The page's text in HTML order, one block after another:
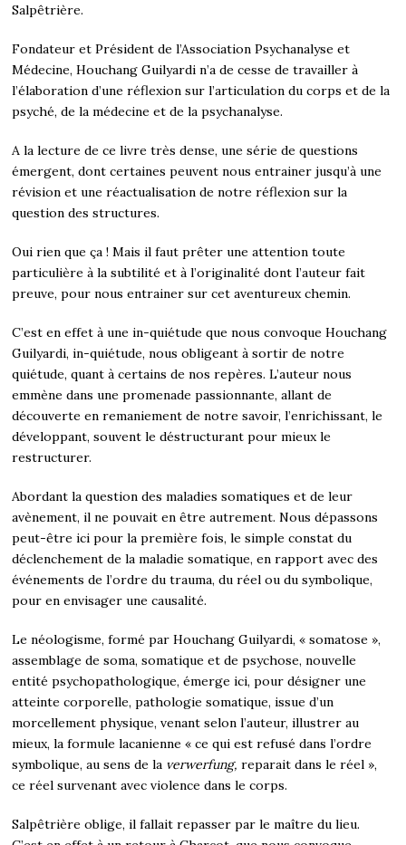
Salpêtrière.
Fondateur et Président de l’Association Psychanalyse et
Médecine, Houchang Guilyardi n’a de cesse de travailler à
l’élaboration d’une réflexion sur l’articulation du corps et de la
psyché, de la médecine et de la psychanalyse.
A la lecture de ce livre très dense, une série de questions
émergent, dont certaines peuvent nous entrainer jusqu’à une
révision et une réactualisation de notre réflexion sur la
question des structures.
Oui rien que ça ! Mais il faut prêter une attention toute
particulière à la subtilité et à l’originalité dont l’auteur fait
preuve, pour nous entrainer sur cet aventureux chemin.
C’est en effet à une in-quiétude que nous convoque Houchang
Guilyardi, in-quiétude, nous obligeant à sortir de notre
quiétude, quant à certains de nos repères. L’auteur nous
emmène dans une promenade passionnante, allant de
découverte en remaniement de notre savoir, l’enrichissant, le
développant, souvent le déstructurant pour mieux le
restructurer.
Abordant la question des maladies somatiques et de leur
avènement, il ne pouvait en être autrement. Nous dépassons
peut-être ici pour la première fois, le simple constat du
déclenchement de la maladie somatique, en rapport avec des
événements de l’ordre du trauma, du réel ou du symbolique,
pour en envisager une causalité.
Le néologisme, formé par Houchang Guilyardi, « somatose »,
assemblage de soma, somatique et de psychose, nouvelle
entité psychopathologique, émerge ici, pour désigner une
atteinte corporelle, pathologie somatique, issue d’un
morcellement physique, venant selon l’auteur, illustrer au
mieux, la formule lacanienne « ce qui est refusé dans l’ordre
symbolique, au sens de la verwerfung,reparait dans le réel »,
ce réel survenant avec violence dans le corps.
Salpêtrière oblige, il fallait repasser par le maître du lieu.